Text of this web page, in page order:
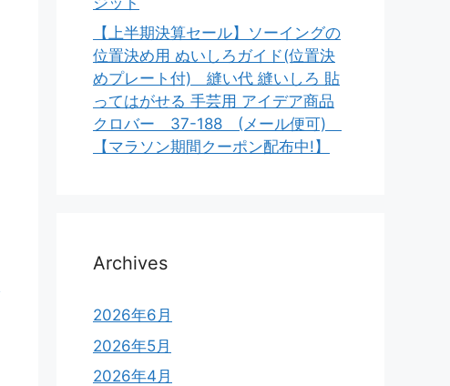
【上半期決算セール】ソーイングの
位置決め用 ぬいしろガイド(位置決
めプレート付) 縫い代 縫いしろ 貼
ってはがせる 手芸用 アイデア商品
クロバー 37-188 (メール便可)
【マラソン期間クーポン配布中!】
Archives
2026年6月
2026年5月
2026年4月